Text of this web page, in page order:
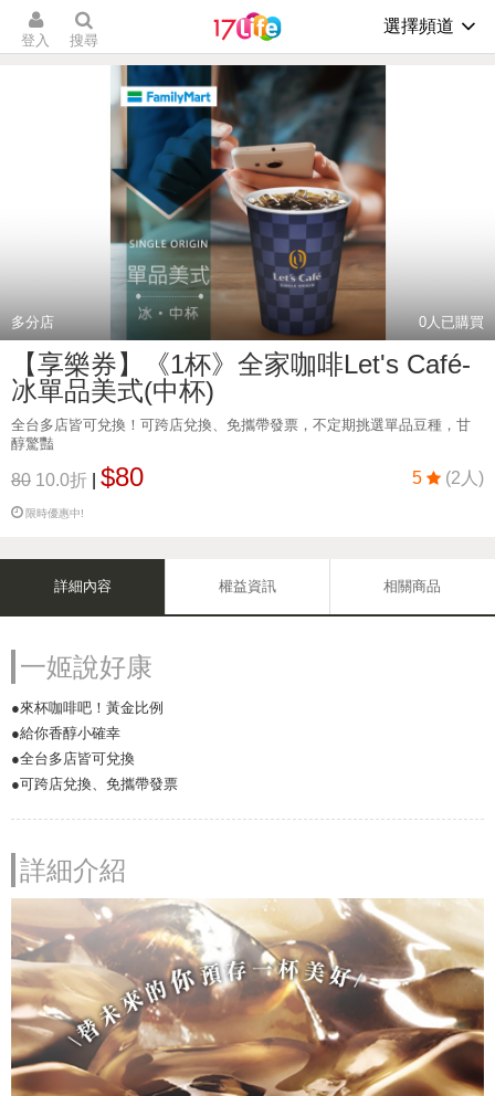
登入 搜尋
選擇頻道
多分店 0人已購買
【享樂券】《1杯》全家咖啡Let's Café-
冰單品美式(中杯)
全台多店皆可兌換！可跨店兌換、免攜帶發票，不定期挑選單品豆種，甘
醇驚豔
80 10.0折 $80 5 (2人)
限時優惠中!
詳細內容 權益資訊 相關商品
一姬說好康
●來杯咖啡吧！黃金比例
●給你香醇小確幸
●全台多店皆可兌換
●可跨店兌換、免攜帶發票
詳細介紹